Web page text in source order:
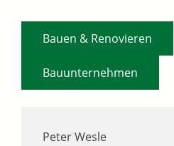
Peter Wesle
Bauen & Renovieren
Bauunternehmen